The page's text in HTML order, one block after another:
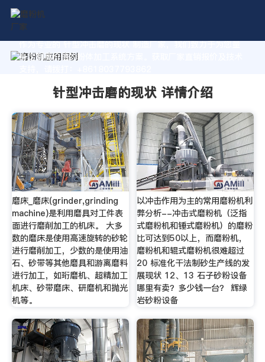
作为专业的 针型冲击磨的现状 制造厂家，我们致力于为您量
身定制高价值的粉体加工系统方案。获取厂家直销报价及技术
针型冲击磨的现状 详情介绍
磨床_磨床(grinder,grinding
machine)是利用磨具对工件表
面进行磨削加工的机床。 大多
数的磨床是使用高速旋转的砂轮
进行磨削加工，少数的是使用油
石、砂带等其他磨具和游离磨料
进行加工，如珩磨机、超精加工
机床、砂带磨床、研磨机和抛光
机等。
以冲击作用为主的常用磨粉机利
弊分析--冲击式磨粉机（泛指
式磨粉机和锤式磨粉机）的磨粉
比可达到50以上，而磨粉机，
磨粉机和辊式磨粉机很难超过
20 标准化干法制砂生产线的发
展现状 12、13 石子砂粉设备
哪里有卖？多少钱一台？ 辉绿
岩砂粉设备